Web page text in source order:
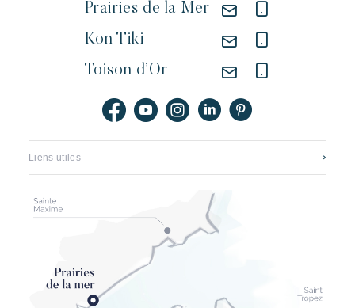
Prairies de la Mer
Kon Tiki
Toison d’Or
Liens utiles
Carrières
Le renouveau de pampelonne
Partenaires